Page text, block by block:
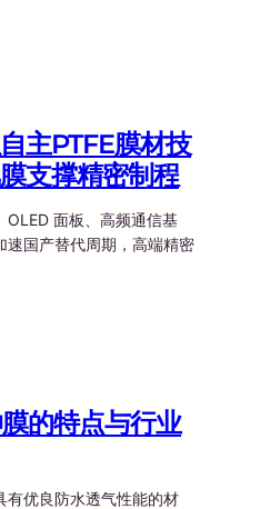
主PTFE膜材技
支撑精密制程
OLED 面板、高频通信基
速国产替代周期，高端精密
的特点与行业
有优良防水透气性能的材